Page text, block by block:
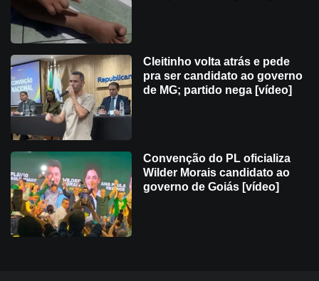
Cleitinho volta atrás e pede
pra ser candidato ao governo
de MG; partido nega [vídeo]
Convenção do PL oficializa
Wilder Morais candidato ao
governo de Goiás [vídeo]